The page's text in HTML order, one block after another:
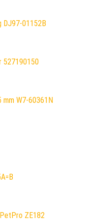
DJ97-01152B
527190150
mm W7-60361N
ZE182